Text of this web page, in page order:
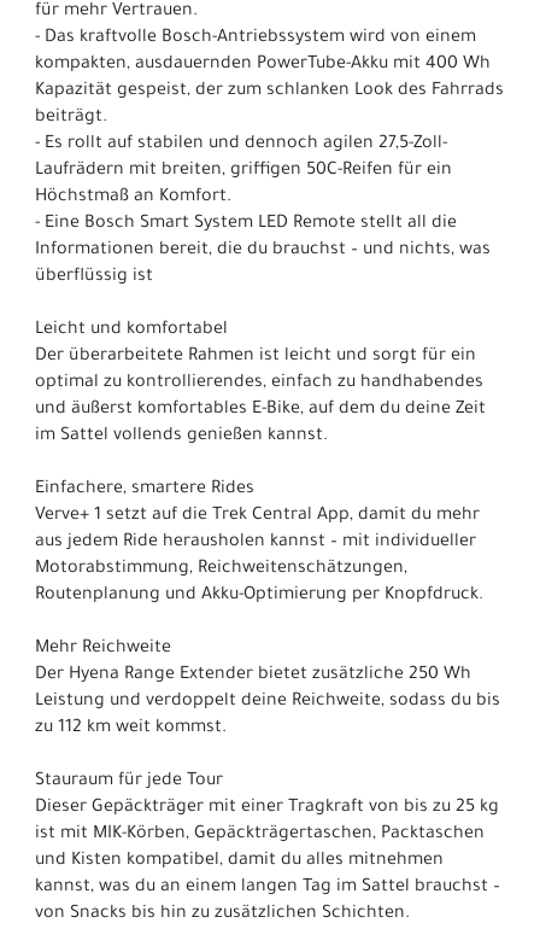
für mehr Vertrauen.
- Das kraftvolle Bosch-Antriebssystem wird von einem
kompakten, ausdauernden PowerTube-Akku mit 400 Wh
Kapazität gespeist, der zum schlanken Look des Fahrrads
beiträgt.
- Es rollt auf stabilen und dennoch agilen 27,5-Zoll-
Laufrädern mit breiten, griffigen 50C-Reifen für ein
Höchstmaß an Komfort.
- Eine Bosch Smart System LED Remote stellt all die
Informationen bereit, die du brauchst – und nichts, was
überflüssig ist
Leicht und komfortabel
Der überarbeitete Rahmen ist leicht und sorgt für ein
optimal zu kontrollierendes, einfach zu handhabendes
und äußerst komfortables E-Bike, auf dem du deine Zeit
im Sattel vollends genießen kannst.
Einfachere, smartere Rides
Verve+ 1 setzt auf die Trek Central App, damit du mehr
aus jedem Ride herausholen kannst – mit individueller
Motorabstimmung, Reichweitenschätzungen,
Routenplanung und Akku-Optimierung per Knopfdruck.
Mehr Reichweite
Der Hyena Range Extender bietet zusätzliche 250 Wh
Leistung und verdoppelt deine Reichweite, sodass du bis
zu 112 km weit kommst.
Stauraum für jede Tour
Dieser Gepäckträger mit einer Tragkraft von bis zu 25 kg
ist mit MIK-Körben, Gepäckträgertaschen, Packtaschen
und Kisten kompatibel, damit du alles mitnehmen
kannst, was du an einem langen Tag im Sattel brauchst –
von Snacks bis hin zu zusätzlichen Schichten.